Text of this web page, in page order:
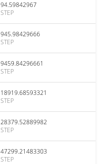
94.59842967
STEP
945.98429666
STEP
9459.84296661
STEP
18919.68593321
STEP
28379.52889982
STEP
47299.21483303
STEP